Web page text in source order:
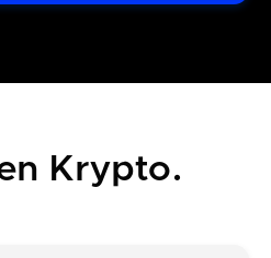
Krypto.